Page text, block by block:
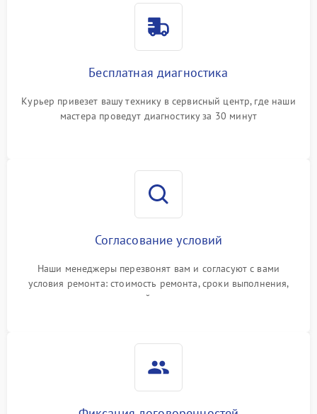
Бесплатная диагностика
Курьер привезет вашу технику в сервисный центр, где наши
мастера проведут диагностику за 30 минут
Согласование условий
Наши менеджеры перезвонят вам и согласуют с вами
условия ремонта: стоимость ремонта, сроки выполнения,
гарантийные условия